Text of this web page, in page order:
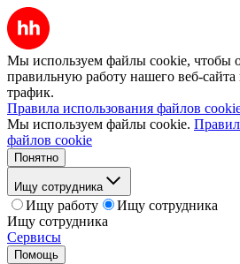
Мы используем файлы cookie, чтобы
правильную работу нашего веб-сайта
трафик.
Правила использования файлов
Мы используем файлы cookie.
файлов cookie
Понятно
Ищу сотрудника
Ищу работу
Ищу сотрудника
Ищу сотрудника
Сервисы
Помощь